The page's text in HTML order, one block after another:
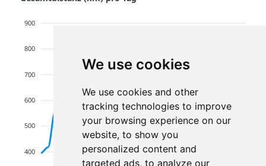
We use cookies
We use cookies and other
tracking technologies to improve
your browsing experience on our
website, to show you
personalized content and
targeted ads, to analyze our
900
800
700
600
500
400